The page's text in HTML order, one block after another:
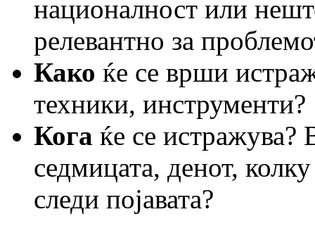
националност или
релевантно за
Како ќе се врши
техники, инструменти?
Кога ќе се истражува?
седмицата, денот,
следи појавата?